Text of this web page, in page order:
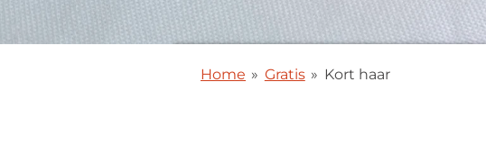
Home » Gratis » Kort haar